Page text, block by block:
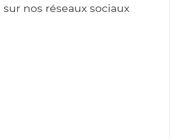
nos réseaux sociaux